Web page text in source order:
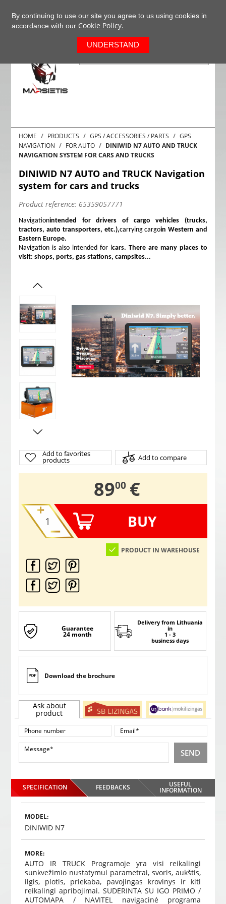
HOME PRODUCTS GPS / ACCESSORIES / PARTS
GPS
NAVIGATION
FOR AUTO
DINIWID N7 AUTO AND TRUCK
NAVIGATION SYSTEM FOR CARS AND TRUCKS
DINIWID N7 AUTO and TRUCK Navigation
system for cars and trucks
Product reference: 65359057771
Navigationintended for drivers of cargo vehicles (trucks,
tractors, auto transporters, etc.),carrying cargoin Western and
Eastern Europe.
Navigation is also intended for lcars. There are many places to
visit: shops, ports, gas stations, campsites...
Add to favorites
products Add to compare
89,
00 €
BUY
PRODUCT IN WAREHOUSE
Guarantee
24 month
Delivery from Lithuania
in
1 - 3
business days
Download the brochure
Ask about
product
SEND
SPECIFICATION FEEDBACKS USEFUL
INFORMATION
MODEL:
DINIWID N7
MORE:
AUTO IR TRUCK Programoje yra visi reikalingi
sunkvežimio nustatymui parametrai, svoris, aukštis,
ilgis, plotis, priekaba, pavojingas krovinys ir kiti
reikalingi apribojimai. SUDERINTA SU IGO PRIMO /
AUTOMAPA / NAVITEL navigacinė programa
By continuing to use our site you agree to us using cookies in
accordance with our Cookie Policy.
UNDERSTAND